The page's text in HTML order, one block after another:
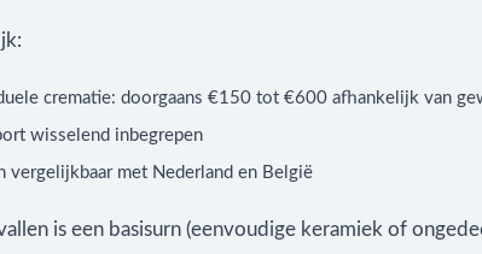
crematie: doorgaans €150 tot €600 afhankelijk van
wisselend inbegrepen
vergelijkbaar met Nederland en België
is een basisurn (eenvoudige keramiek of